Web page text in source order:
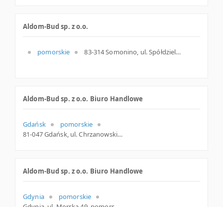
Aldom-Bud sp. z o.o.
pomorskie 83-314 Somonino, ul. Spółdzielców 1, pomorskie
Aldom-Bud sp. z o.o. Biuro Handlowe
Gdańsk
pomorskie
81-047 Gdańsk, ul. Chrzanowskiego 24, pomorskie
Aldom-Bud sp. z o.o. Biuro Handlowe
Gdynia
pomorskie